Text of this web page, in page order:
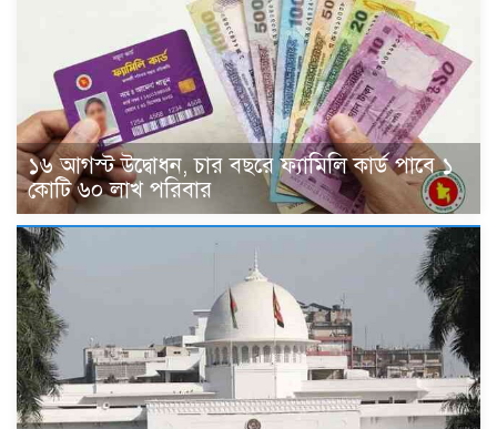
১৬ আগস্ট উদ্বোধন, চার বছরে ফ্যামিলি কার্ড পাবে ১
কোটি ৬০ লাখ পরিবার